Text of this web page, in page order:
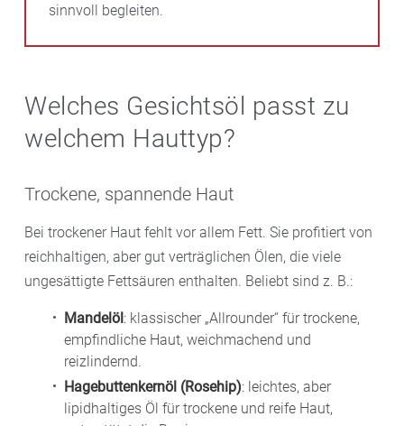
sinnvoll begleiten.
Welches Gesichtsöl passt zu
welchem Hauttyp?
Trockene, spannende Haut
Bei trockener Haut fehlt vor allem Fett. Sie profitiert von
reichhaltigen, aber gut verträglichen Ölen, die viele
ungesättigte Fettsäuren enthalten. Beliebt sind z. B.:
Mandelöl: klassischer „Allrounder“ für trockene,
empfindliche Haut, weichmachend und
reizlindernd.
Hagebuttenkernöl (Rosehip): leichtes, aber
lipidhaltiges Öl für trockene und reife Haut,